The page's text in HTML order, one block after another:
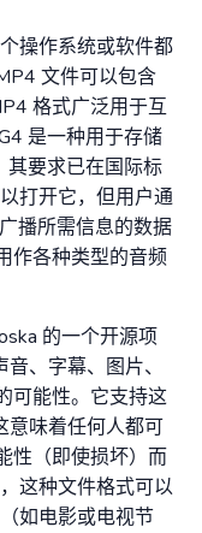
操作系统或软件都
文件可以包含
格式广泛用于互
是一种用于存储
其要求已在国际标
打开它，但用户通
播所需信息的数据
作各种类型的音频
的一个开源项
、字幕、图片、
可能性。它支持这
意味着任何人都可
性（即使损坏）而
这种文件格式可以
如电影或电视节